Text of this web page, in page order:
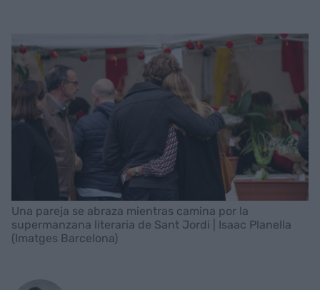
Una pareja se abraza mientras camina por la
supermanzana literaria de Sant Jordi | Isaac Planella
(Imatges Barcelona)